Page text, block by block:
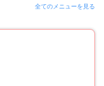
全てのメニューを見る